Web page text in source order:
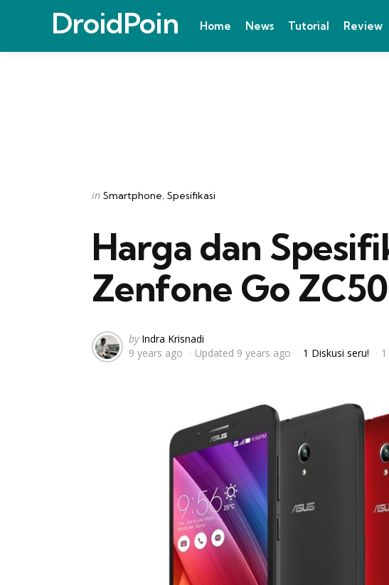
DroidPoin Home News Tutorial Review
Categories
Posted
in Smartphone Spesifikasi
Harga dan
Zenfone Go
Posted
by
by Indra Krisnadi
9 years ago
Updated 9 years ago 1 Diskusi seru!